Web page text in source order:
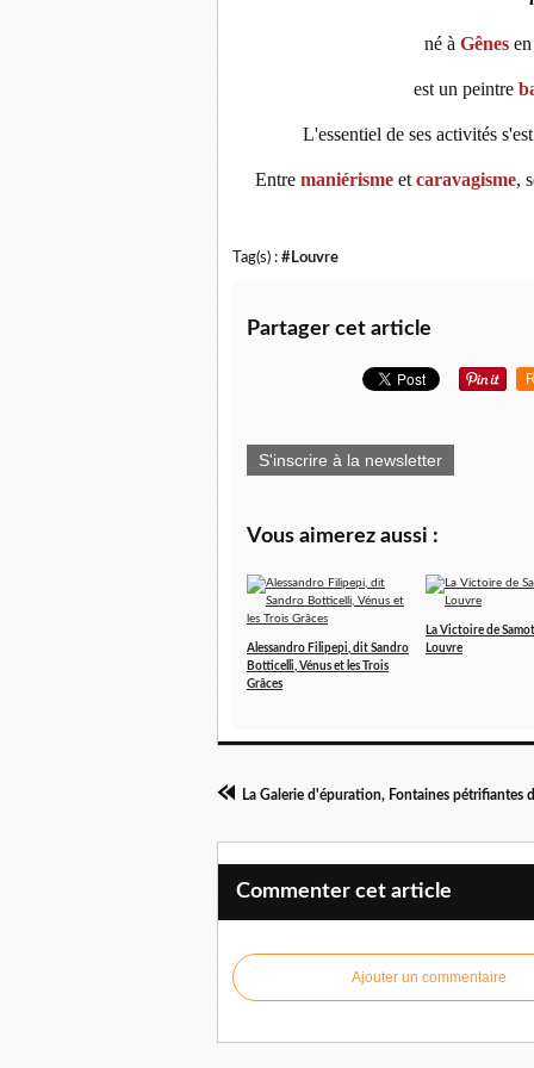
né à Gênes
est un peintre
L'essentiel de ses activités
Entre maniérismeet caravagisme,
Tag(s) : #Louvre
Partager cet article
S'inscrire à la newsletter
Vous aimerez aussi :
Alessandro Filipepi, dit Sandro
Botticelli, Vénus et les Trois
Grâces
La Victoire de
Louvre
La Galerie d'épuration, Fontaines pétrifiantes
Commenter cet article
Ajouter un commentaire